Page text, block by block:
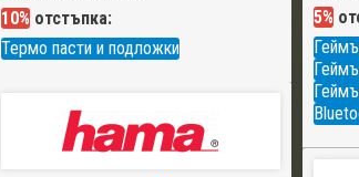
10% отстъпка:
Термо пасти и подложки
5%